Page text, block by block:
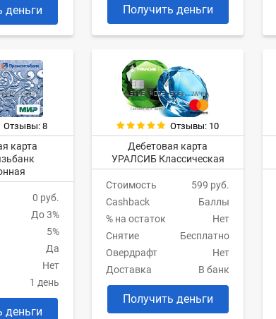
деньги Получить деньги
Отзывы: 8
карта
0 руб.
До 3%
5%
Да
Нет
1 день
деньги
Отзывы: 10
Дебетовая карта
УРАЛСИБ Классическая
Стоимость
599 руб.
Cashback
Баллы
% на остаток
Нет
Снятие
Бесплатно
Овердрафт
Нет
Доставка
В банк
Получить деньги